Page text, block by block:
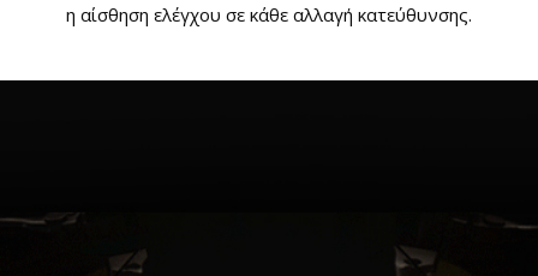
η αίσθηση ελέγχου σε κάθε αλλαγή κατεύθυνσης.